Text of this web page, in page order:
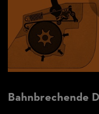
Bahnbrechende